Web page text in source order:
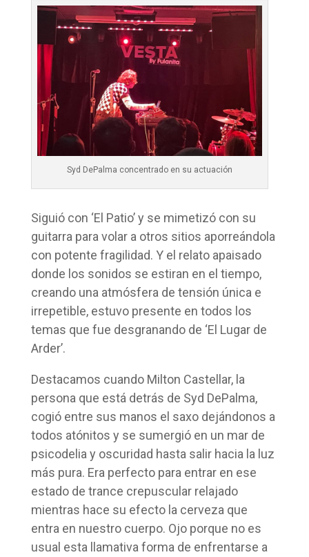
Syd DePalma concentrado en su actuación
Siguió con ‘El Patio’ y se mimetizó con su
guitarra para volar a otros sitios aporreándola
con potente fragilidad. Y el relato apaisado
donde los sonidos se estiran en el tiempo,
creando una atmósfera de tensión única e
irrepetible, estuvo presente en todos los
temas que fue desgranando de ‘El Lugar de
Arder’.
Destacamos cuando Milton Castellar, la
persona que está detrás de Syd DePalma,
cogió entre sus manos el saxo dejándonos a
todos atónitos y se sumergió en un mar de
psicodelia y oscuridad hasta salir hacia la luz
más pura. Era perfecto para entrar en ese
estado de trance crepuscular relajado
mientras hace su efecto la cerveza que
entra en nuestro cuerpo. Ojo porque no es
usual esta llamativa forma de enfrentarse a